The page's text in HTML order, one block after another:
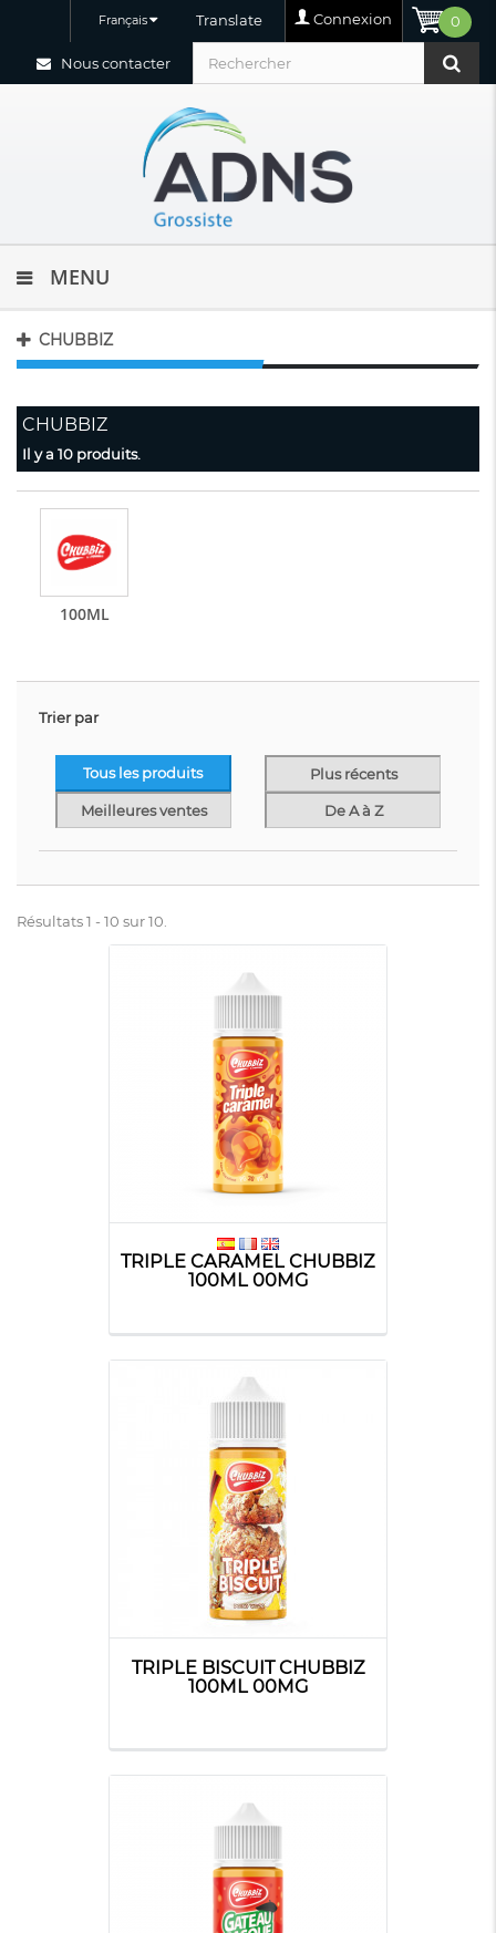
0
Connexion
Translate
Français
Nous contacter
MENU
CHUBBIZ
CHUBBIZ
Il y a 10 produits.
100ML
Trier par
Tous les produits Plus récents
Meilleures ventes De A à Z
Résultats 1 - 10 sur 10.
TRIPLE CARAMEL CHUBBIZ
100ML 00MG
TRIPLE BISCUIT CHUBBIZ
100ML 00MG